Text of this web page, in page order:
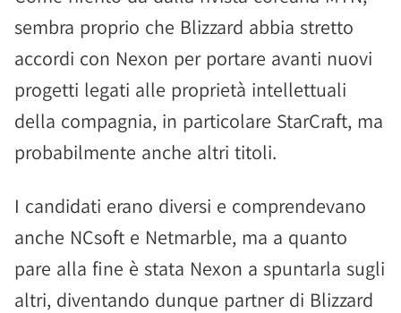
sembra proprio che Blizzard abbia stretto
accordi con Nexon per portare avanti nuovi
progetti legati alle proprietà intellettuali
della compagnia, in particolare StarCraft, ma
probabilmente anche altri titoli.
I candidati erano diversi e comprendevano
anche NCsoft e Netmarble, ma a quanto
pare alla fine è stata Nexon a spuntarla sugli
altri, diventando dunque partner di Blizzard